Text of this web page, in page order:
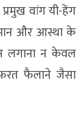
वांग यी-हेंग
और आस्था के
लगाना न केवल
फैलाने जैसा